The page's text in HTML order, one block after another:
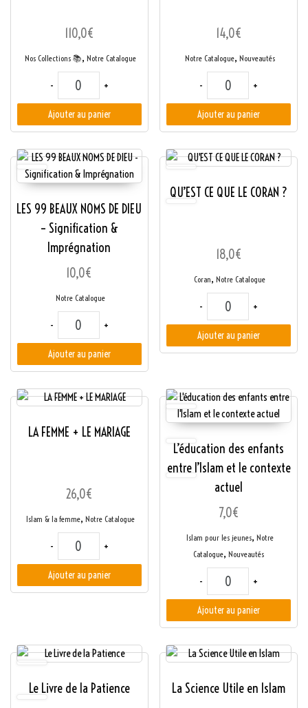
110,0€
Nos Collections 📚, Notre Catalogue
- quantité de COLLECTION : TRADITION MUSULMANE (22 LIVRES)
+
Ajouter au panier
14,0€
Notre Catalogue, Nouveautés
- quantité de LES
+
Ajouter au panier
LES 99 BEAUX NOMS DE DIEU
– Signification &
Imprégnation
10,0€
Notre Catalogue
- quantité de LES 99 BEAUX NOMS DE DIEU - Signification &
+
Ajouter au panier
QU’EST CE QUE LE CORAN ?
18,0€
Coran, Notre Catalogue
- quantité de QU'EST CE
+
Ajouter au panier
LA FEMME + LE MARIAGE
26,0€
Islam & la femme, Notre Catalogue
- quantité de LA FEMME + LE MARIAGE
+
Ajouter au panier
L’éducation des enfants
entre l’Islam et le contexte
actuel
7,0€
Islam pour les jeunes, Notre
Catalogue, Nouveautés
- quantité de
+
Ajouter au panier
Le Livre de la Patience La Science Utile en Islam